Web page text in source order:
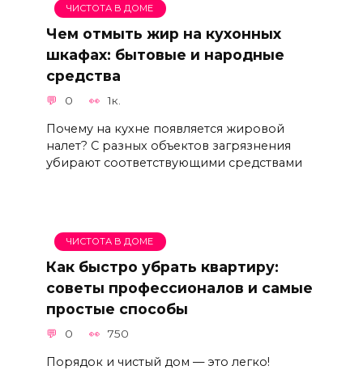
ЧИСТОТА В ДОМЕ
Чем отмыть жир на кухонных
шкафах: бытовые и народные
средства
0 1к.
Почему на кухне появляется жировой
налет? С разных объектов загрязнения
убирают соответствующими средствами
ЧИСТОТА В ДОМЕ
Как быстро убрать квартиру:
советы профессионалов и самые
простые способы
0 750
Порядок и чистый дом — это легко!